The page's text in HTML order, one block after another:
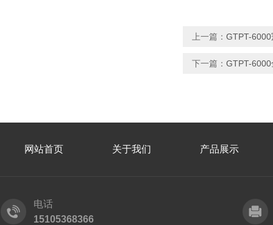
上一篇： GTPT-
下一篇： GTPT-
网站首页 关于我们 产品展示
电话
15105368366